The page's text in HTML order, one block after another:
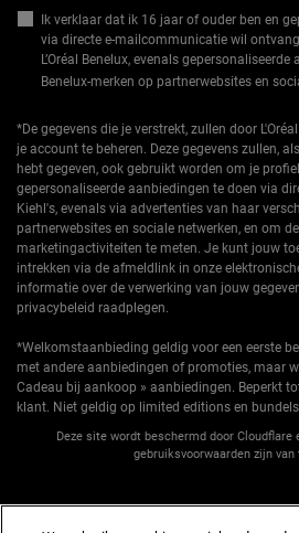
Ik verklaar dat ik 16 jaar of ouder ben en
via directe e-mailcommunicatie wil
L’Oréal Benelux, evenals gepersonaliseerde
Benelux-merken op partnerwebsites en
*De gegevens die je verstrekt, zullen door
je account te beheren. Deze gegevens zullen,
hebt gegeven, ook gebruikt worden om je
gepersonaliseerde aanbiedingen te doen via
Kiehl's, evenals via advertenties van haar
partnerwebsites en sociale netwerken, en om
marketingactiviteiten te meten. Je kunt jouw
intrekken via de afmeldlink in onze
informatie over de verwerking van jouw
privacybeleid raadplegen.
*Welkomstaanbieding geldig voor een eerste
met andere aanbiedingen of promoties, maar
Cadeau bij aankoop » aanbiedingen. Beperkt
klant. Niet geldig op limited editions en
Deze site wordt beschermd door Cloudflare
gebruiksvoorwaarden zijn van
AANMELDEN